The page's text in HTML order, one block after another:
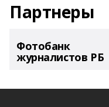
Партнеры
Фотобанк
журналистов РБ